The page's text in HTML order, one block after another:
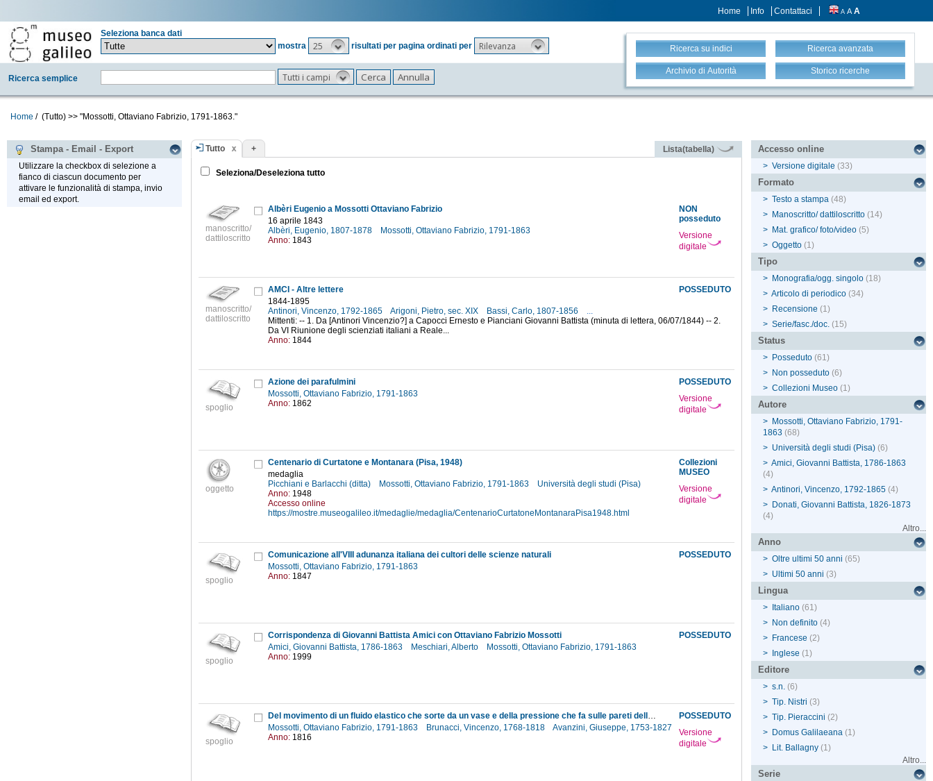
Home Info Contattaci A A A
Seleziona banca dati
mostra
25 risultati per pagina ordinati per Rilevanza
Ricerca semplice Tutti i campi
Ricerca su indici Ricerca avanzata
Archivio di Autorità Storico ricerche
Home / (Tutto) >> "Mossotti, Ottaviano Fabrizio, 1791-1863."
Stampa - Email - Export
Utilizzare la checkbox di selezione a
fianco di ciascun documento per
attivare le funzionalità di stampa, invio
email ed export.
Tutto + Lista(tabella)
Seleziona/Deseleziona tutto
manoscritto/
dattiloscritto
NON
posseduto
Versione
digitale
Albèri Eugenio a Mossotti Ottaviano Fabrizio
16 aprile 1843
Albèri, Eugenio, 1807-1878
Mossotti, Ottaviano Fabrizio, 1791-1863
Anno: 1843
manoscritto/
dattiloscritto
POSSEDUTO
AMCI - Altre lettere
1844-1895
Antinori, Vincenzo, 1792-1865
Arigoni, Pietro, sec. XIX Bassi, Carlo, 1807-1856
...
Mittenti: -- 1. Da [Antinori Vincenzio?] a Capocci Ernesto e Pianciani Giovanni Battista (minuta di lettera, 06/07/1844) -- 2.
Da VI Riunione degli scienziati italiani a Reale...
Anno: 1844
spoglio
POSSEDUTO
Versione
digitale
Azione dei parafulmini
Mossotti, Ottaviano Fabrizio, 1791-1863
Anno: 1862
oggetto
Collezioni
MUSEO
Versione
digitale
Centenario di Curtatone e Montanara (Pisa, 1948)
medaglia
Picchiani e Barlacchi (ditta)
Mossotti, Ottaviano Fabrizio, 1791-1863
Università degli studi (Pisa)
Anno: 1948
Accesso online
https://mostre.museogalileo.it/medaglie/medaglia/CentenarioCurtatoneMontanaraPisa1948.html
spoglio
POSSEDUTO
Comunicazione all'VIII adunanza italiana dei cultori delle scienze naturali
Mossotti, Ottaviano Fabrizio, 1791-1863
Anno: 1847
spoglio
POSSEDUTO
Corrispondenza di Giovanni Battista Amici con Ottaviano Fabrizio Mossotti
Amici, Giovanni Battista, 1786-1863
Meschiari, Alberto
Mossotti, Ottaviano Fabrizio, 1791-1863
Anno: 1999
spoglio
POSSEDUTO
Versione
digitale
Del movimento di un fluido elastico che sorte da un vase e della pressione che fa sulle pareti dello stesso
Mossotti, Ottaviano Fabrizio, 1791-1863
Brunacci, Vincenzo, 1768-1818
Avanzini, Giuseppe, 1753-1827
Anno: 1816
Accesso online
> Versione digitale (33)
Formato
> Testo a stampa (48)
> Manoscritto/ dattiloscritto (14)
> Mat. grafico/ foto/video (5)
> Oggetto (1)
Tipo
> Monografia/ogg. singolo (18)
> Articolo di periodico (34)
> Recensione (1)
> Serie/fasc./doc. (15)
Status
> Posseduto (61)
> Non posseduto (6)
> Collezioni Museo (1)
Autore
> Mossotti, Ottaviano Fabrizio, 1791-
1863 (68)
> Università degli studi (Pisa) (6)
> Amici, Giovanni Battista, 1786-1863
(4)
> Antinori, Vincenzo, 1792-1865 (4)
> Donati, Giovanni Battista, 1826-1873
(4)
Altro...
Anno
> Oltre ultimi 50 anni (65)
> Ultimi 50 anni (3)
Lingua
> Italiano (61)
> Non definito (4)
> Francese (2)
>
Inglese (1)
Editore
> s.n. (6)
> Tip. Nistri (3)
> Tip. Pieraccini (2)
> Domus Galilaeana (1)
> Lit. Ballagny (1)
Altro...
Serie